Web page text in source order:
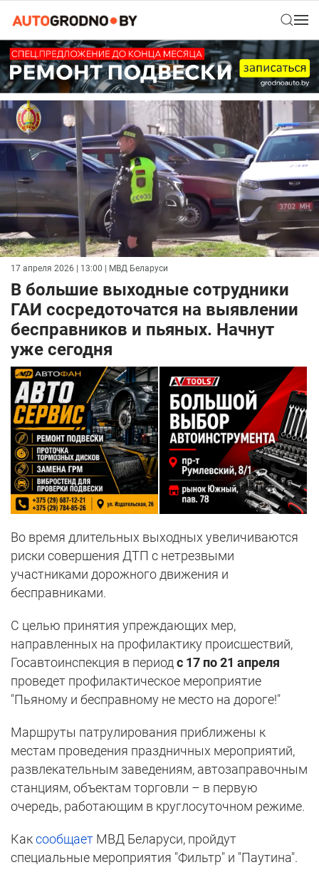
17 апреля 2026 | 13:00 | МВД Беларуси
В большие выходные сотрудники
ГАИ сосредоточатся на выявлении
бесправников и пьяных. Начнут
уже сегодня
Во время длительных выходных увеличиваются
риски совершения ДТП с нетрезвыми
участниками дорожного движения и
бесправниками.
С целью принятия упреждающих мер,
направленных на профилактику происшествий,
Госавтоинспекция в периодс 17 по 21 апреля
проведет профилактическое мероприятие
"Пьяному и бесправному не место на дороге!"
Маршруты патрулирования приближены к
местам проведения праздничных мероприятий,
развлекательным заведениям, автозаправочным
станциям, объектам торговли – в первую
очередь, работающим в круглосуточном режиме.
Каксообщает МВД Беларуси, пройдут
специальные мероприятия "Фильтр" и "Паутина".